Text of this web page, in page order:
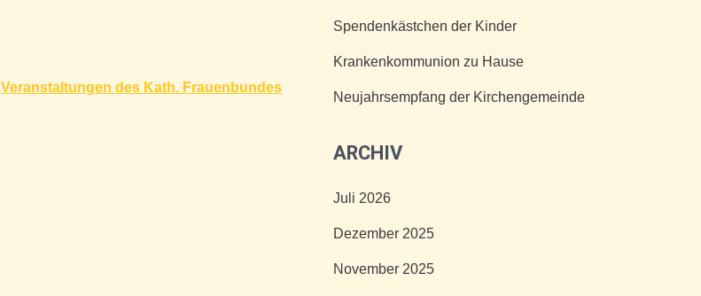
Veranstaltungen des Kath. Frauenbundes
Spendenkästchen der Kinder
Krankenkommunion zu Hause
Neujahrsempfang der Kirchengemeinde
ARCHIV
Juli 2026
Dezember 2025
November 2025